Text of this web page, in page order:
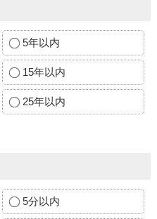
5年以内
15年以内
25年以内
5分以内